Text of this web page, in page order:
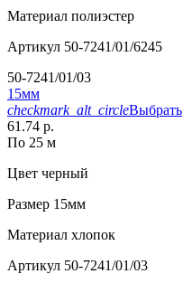
Материал полиэстер
Артикул 50-7241/01/6245
50-7241/01/03
15мм
checkmark_alt_circleВыбрать
61.74 р.
По 25 м
Цвет черный
Размер 15мм
Материал хлопок
Артикул 50-7241/01/03